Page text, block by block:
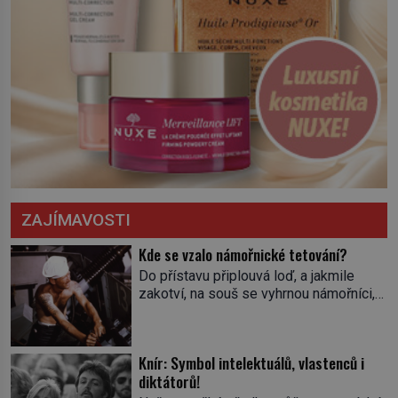
ZAJÍMAVOSTI
Kde se vzalo námořnické tetování?
Do přístavu připlouvá loď, a jakmile
zakotví, na souš se vyhrnou námořníci,
potetované paže. Námořnická kérka je
totiž něco jako uniforma. Tetování jako
Knír: Symbol intelektuálů, vlastenců i
diktátorů!